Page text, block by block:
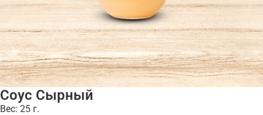
Соус Сырный
Вес: 25 г.